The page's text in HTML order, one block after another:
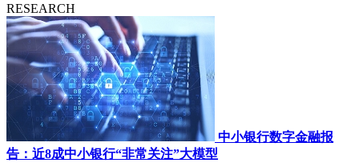
RESEARCH
中小银行数字金融报
告：近8成中小银行“非常关注”大模型